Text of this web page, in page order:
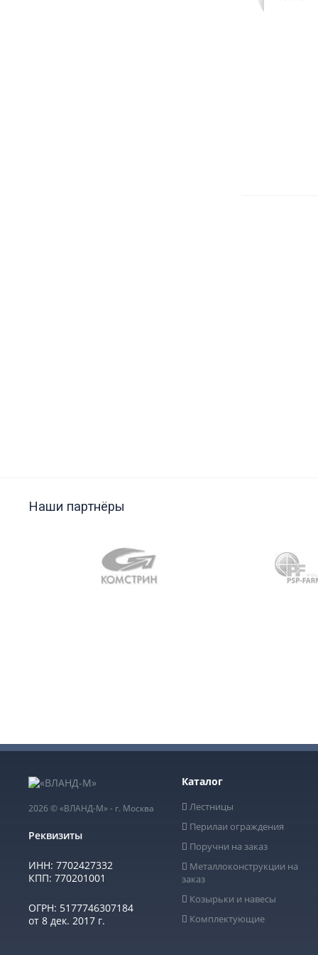
Наши партнёры
2026 © «ВЛАНД-М» - г. Москва
Реквизиты
ИНН: 7702427332
КПП: 770201001
ОГРН: 5177746307184
от 8 дек. 2017 г.
Каталог
Лестницы
Перилаи ограждения
Поручни на заказ
Металлоконструкции на
заказ
Козырьки и навесы
Комплектующие